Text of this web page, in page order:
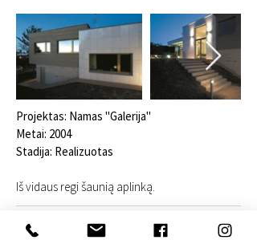
Projektas: Namas "Galerija"
Metai: 2004
Stadija: Realizuotas
Iš vidaus regi šaunią aplinką.